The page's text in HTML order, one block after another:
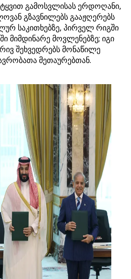
გამოსვლისას ერდოღანი,
გზავნილებს გააჟღერებს
საკითხებზე, პირველ რიგში
მიმდინარე მოვლენებზე; იგი
შეხვედრებს მონაწილე
მეთაურებთან.